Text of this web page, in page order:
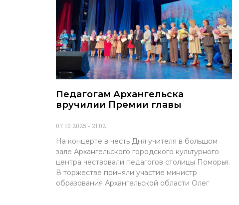
Педагогам Архангельска
вручилии Премии главы
07.10.2025 21:02
На концерте в честь Дня учителя в большом
зале Архангельского городского культурного
центра чествовали педагогов столицы Поморья.
В торжестве приняли участие министр
образования Архангельской области Олег